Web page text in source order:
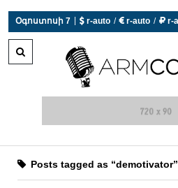
Օգոստոսի 7
Posts tagged as “demotivator”